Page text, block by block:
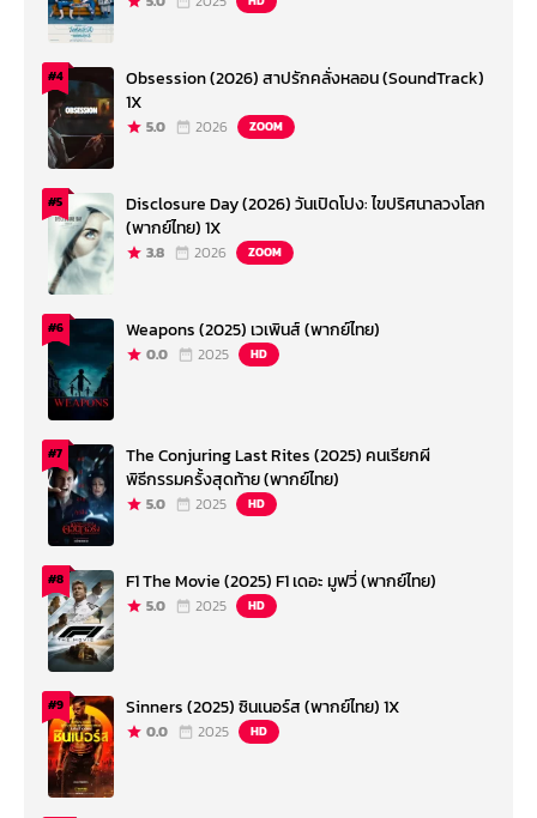
#4
Obsession (2026) สาปรักคลั่งหลอน (SoundTrack)
1X
5.0 2026 ZOOM
#5
Disclosure Day (2026) วันเปิดโปง: ไขปริศนาลวงโลก
(พากย์ไทย) 1X
3.8 2026 ZOOM
#6 Weapons (2025) เวเพินส์ (พากย์ไทย)
0.0 2025 HD
#7
The Conjuring Last Rites (2025) คนเรียกผี
พิธีกรรมครั้งสุดท้าย (พากย์ไทย)
5.0 2025 HD
#8 F1 The Movie (2025) F1 เดอะ มูฟวี่ (พากย์ไทย)
5.0 2025 HD
#9 Sinners (2025) ซินเนอร์ส (พากย์ไทย) 1X
0.0 2025 HD